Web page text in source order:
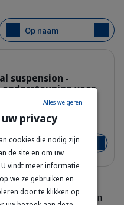
Op naam
suspension -
voor
27,23 Voeg
kunnen veranderen
privacy
cookies die nodig zijn
de site en om uw
vindt meer informatie
we ze gebruiken en
door te klikken op
Alles weigeren